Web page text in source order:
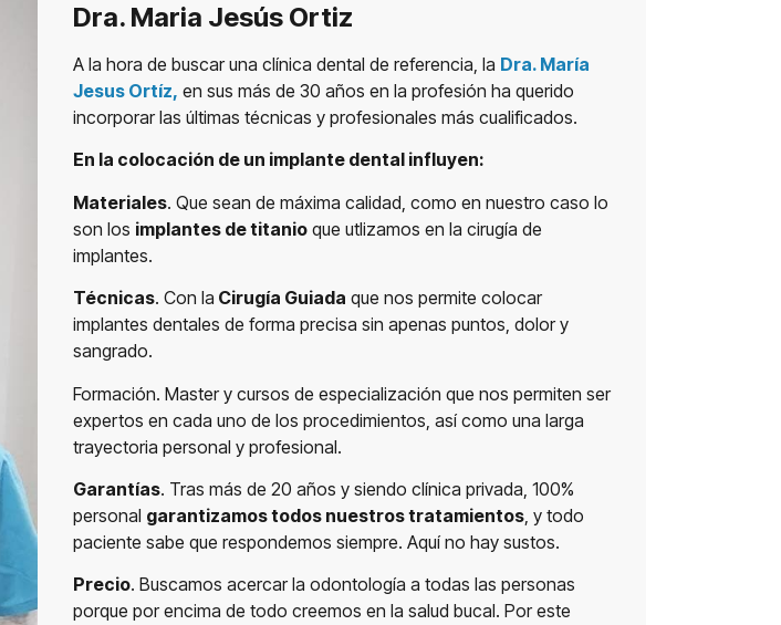
Dra. Maria Jesús Ortiz
A la hora de buscar una clínica dental de referencia, la Dra. María
Jesus Ortíz, en sus más de 30 años en la profesión ha querido
incorporar las últimas técnicas y profesionales más cualificados.
En la colocación de un implante dental influyen:
Materiales. Que sean de máxima calidad, como en nuestro caso lo
son los implantes de titanio que utlizamos en la cirugía de
implantes.
Técnicas. Con la Cirugía Guiada que nos permite colocar
implantes dentales de forma precisa sin apenas puntos, dolor y
sangrado.
Formación. Master y cursos de especialización que nos permiten ser
expertos en cada uno de los procedimientos, así como una larga
trayectoria personal y profesional.
Garantías. Tras más de 20 años y siendo clínica privada, 100%
personal garantizamos todos nuestros tratamientos , y todo
paciente sabe que respondemos siempre. Aquí no hay sustos.
Precio. Buscamos acercar la odontología a todas las personas
porque por encima de todo creemos en la salud bucal. Por este